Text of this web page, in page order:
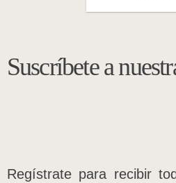
Suscríbete a
Regístrate para recibir